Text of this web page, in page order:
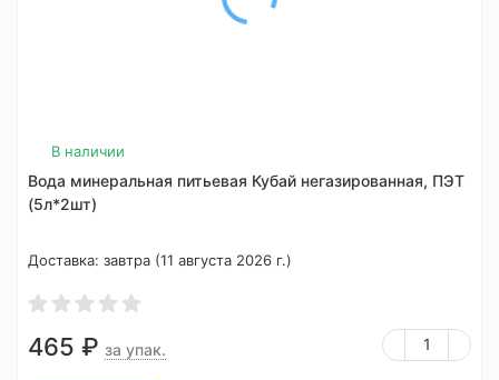
В наличии
Вода минеральная питьевая Кубай негазированная, ПЭТ
(5л*2шт)
Доставка: завтра (11 августа 2026 г.)
465 ₽ за упак.